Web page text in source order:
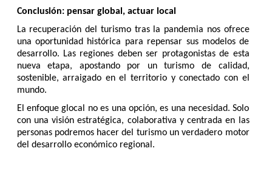
Conclusión: pensar global, actuar local
La recuperación del turismo tras la pandemia nos ofrece
una oportunidad histórica para repensar sus modelos de
desarrollo. Las regiones deben ser protagonistas de esta
nueva etapa, apostando por un turismo de calidad,
sostenible, arraigado en el territorio y conectado con el
mundo.
El enfoque glocal no es una opción, es una necesidad. Solo
con una visión estratégica, colaborativa y centrada en las
personas podremos hacer del turismo un verdadero motor
del desarrollo económico regional.